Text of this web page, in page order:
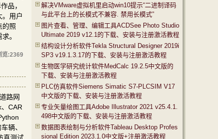
品，
用户
的照
。
览:2369
路网
CAR
辆、
解决VMware虚拟机里启动win10提示“二进制译码
与此平台上的长模式不兼容. 禁用长模式”
图片查看、管理、编辑工具ACDSee Photo Studio
Ultimate 2019 v12.1的下载、安装与注册激活教程
结构设计分析软件Tekla Structural Designer 2019i
SP3 v19.1.3.17的下载、安装与注册激活教程
生物医学研究统计软件MedCalc 19.2.5中文版的
下载、安装与注册激活教程
PLC仿真软件Siemens Simatic S7-PLCSIM V17
中文版的下载、安装与注册激活教程
专业矢量绘图工具Adobe Illustrator 2021 v25.4.1.
498中文版的下载、安装与注册激活教程
数据图表绘制与分析软件Tableau Desktop Profes
sional Edition 2023.1.0中文版+注册激活教程